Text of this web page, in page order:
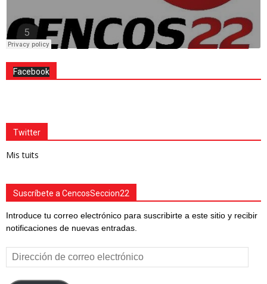
Facebook
Twitter
Mis tuits
Suscríbete a CencosSeccion22
Introduce tu correo electrónico para suscribirte a este sitio y recibir
notificaciones de nuevas entradas.
Dirección
de